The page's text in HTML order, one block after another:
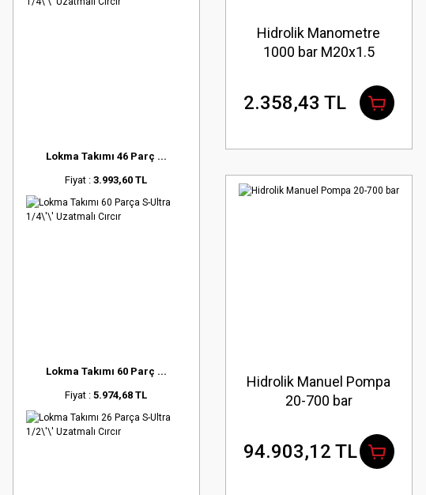
Lokma Takımı 46 Parç ...
Fiyat :3.993,60 TL
Lokma Takımı 60 Parç ...
Fiyat :5.974,68 TL
Hidrolik Manometre
1000 bar M20x1.5
2.358,43 TL
Hidrolik Manuel Pompa
20-700 bar
94.903,12 TL